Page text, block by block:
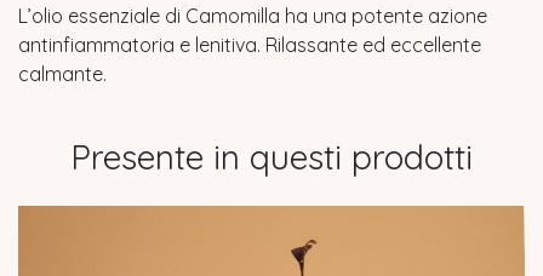
L’olio essenziale di Camomilla ha una potente azione
antinfiammatoria e lenitiva. Rilassante ed eccellente
calmante.
Presente in questi prodotti